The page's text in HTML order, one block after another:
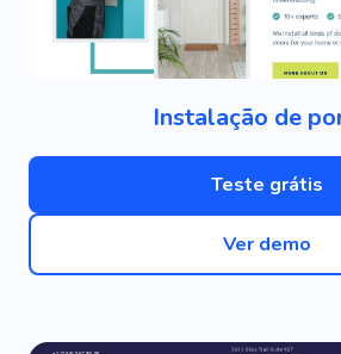
Instalação de
Teste grátis
Ver demo